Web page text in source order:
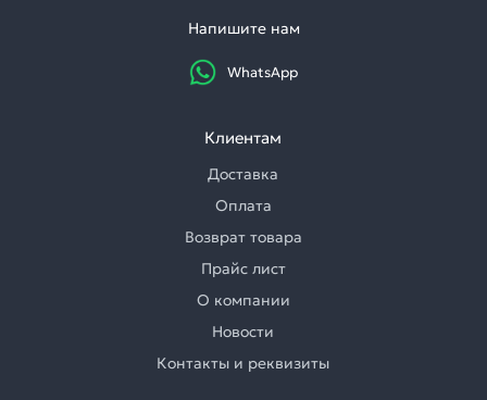
Напишите нам
WhatsApp
Клиентам
Доставка
Оплата
Возврат товара
Прайс лист
О компании
Новости
Контакты и реквизиты